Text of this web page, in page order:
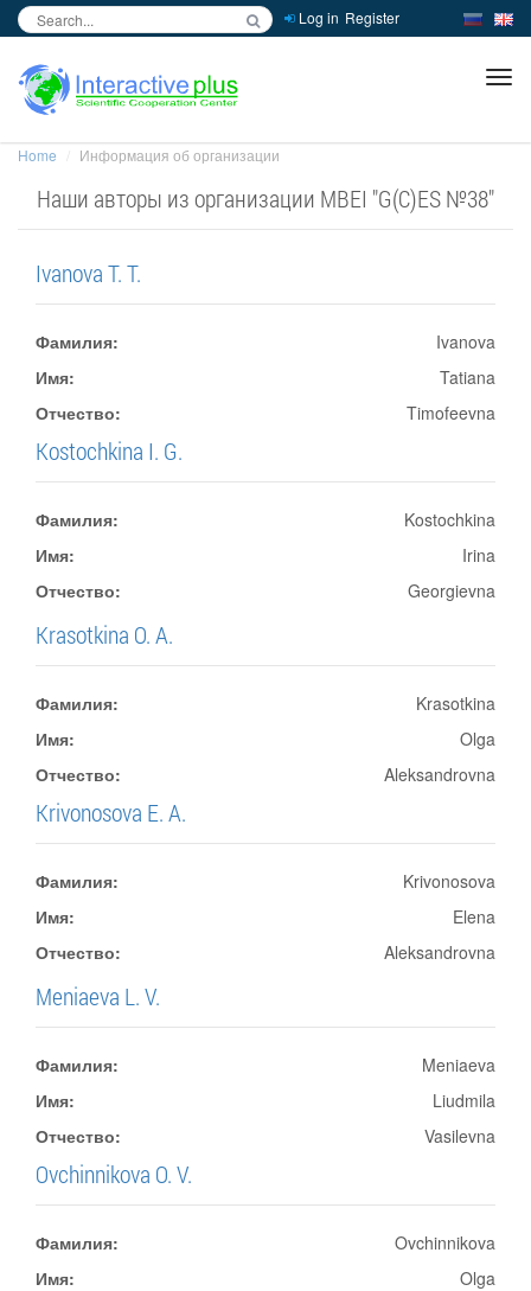
Log in Register
Home Информация об организации
Наши авторы из организации MBEI "G(C)ES №38"
Ivanova T. T.
Фамилия:
Ivanova
Имя:
Tatiana
Отчество:
Timofeevna
Kostochkina I. G.
Фамилия:
Kostochkina
Имя:
Irina
Отчество:
Georgievna
Krasotkina O. A.
Фамилия:
Krasotkina
Имя:
Olga
Отчество:
Aleksandrovna
Krivonosova E. A.
Фамилия:
Krivonosova
Имя:
Elena
Отчество:
Aleksandrovna
Meniaeva L. V.
Фамилия:
Meniaeva
Имя:
Liudmila
Отчество:
Vasilevna
Ovchinnikova O. V.
Фамилия:
Ovchinnikova
Имя:
Olga